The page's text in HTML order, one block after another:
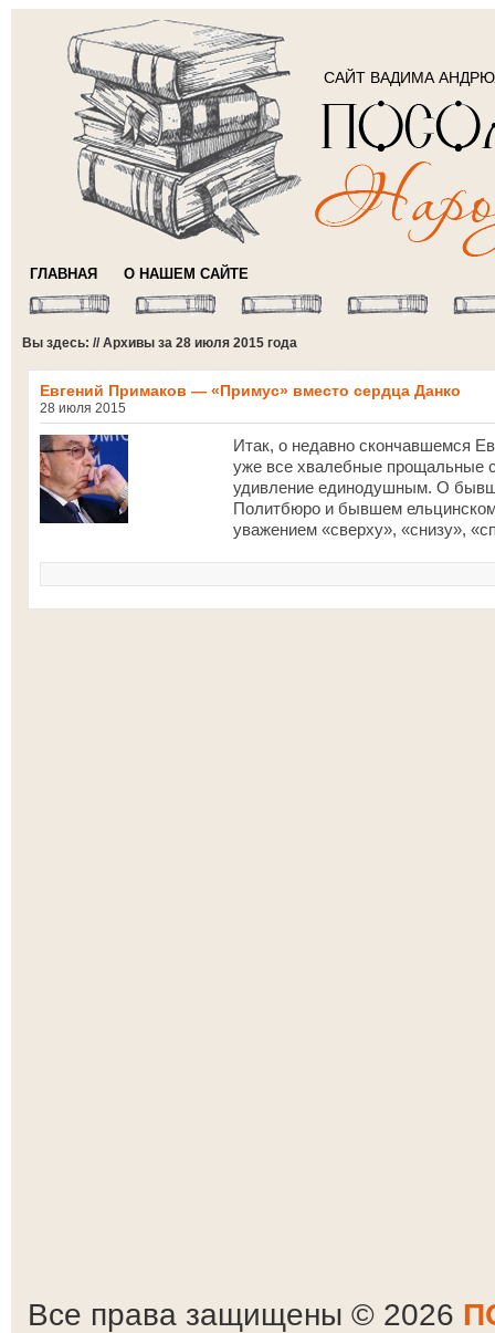
САЙТ ВАДИМА
ГЛАВНАЯ О НАШЕМ САЙТЕ
Вы здесь: // Архивы за 28 июля 2015 года
Евгений Примаков — «Примус» вместо сердца Данко
28 июля 2015
Итак, о недавно скончавшемся
уже все хвалебные прощальные
удивление единодушным. О
Политбюро и бывшем
уважением «сверху», «снизу»,
Все права защищены © 2026